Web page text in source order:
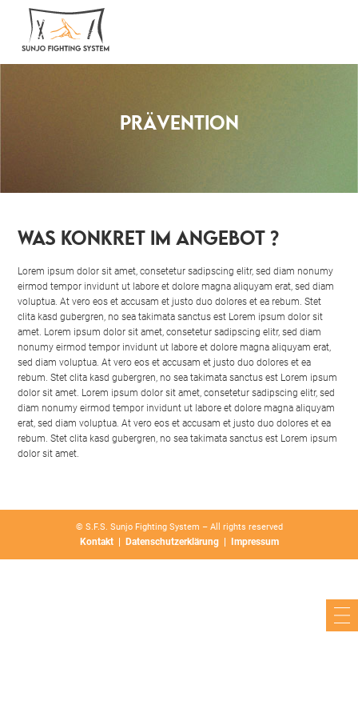
Sunjo Fighting System
Eur Kampfkunstschule im Ostalbkreis
PRÄVENTION
WAS KONKRET IM ANGEBOT ?
Lorem ipsum dolor sit amet, consetetur sadipscing elitr, sed diam nonumy
eirmod tempor invidunt ut labore et dolore magna aliquyam erat, sed diam
voluptua. At vero eos et accusam et justo duo dolores et ea rebum. Stet
clita kasd gubergren, no sea takimata sanctus est Lorem ipsum dolor sit
amet. Lorem ipsum dolor sit amet, consetetur sadipscing elitr, sed diam
nonumy eirmod tempor invidunt ut labore et dolore magna aliquyam erat,
sed diam voluptua. At vero eos et accusam et justo duo dolores et ea
rebum. Stet clita kasd gubergren, no sea takimata sanctus est Lorem ipsum
dolor sit amet. Lorem ipsum dolor sit amet, consetetur sadipscing elitr, sed
diam nonumy eirmod tempor invidunt ut labore et dolore magna aliquyam
erat, sed diam voluptua. At vero eos et accusam et justo duo dolores et ea
rebum. Stet clita kasd gubergren, no sea takimata sanctus est Lorem ipsum
dolor sit amet.
© S.F.S. Sunjo Fighting System – All rights reserved
Kontakt Datenschutzerklärung Impressum